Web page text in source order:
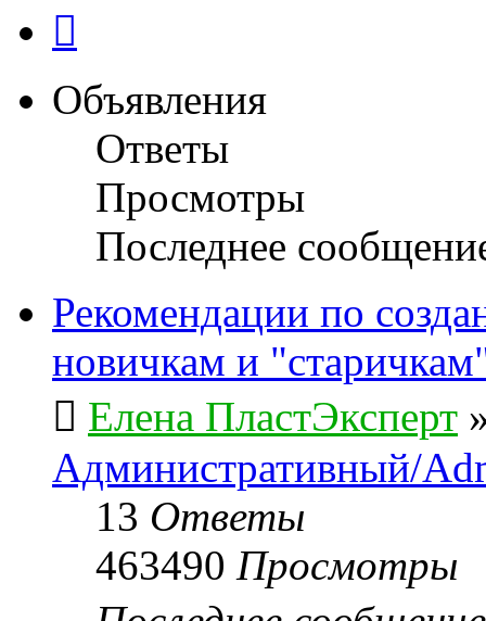
Объявления
Ответы
Просмотры
Последнее
Рекомендации по
новичкам и
Елена ПластЭксперт
Административный/
13 Ответы
463490 Просмотры